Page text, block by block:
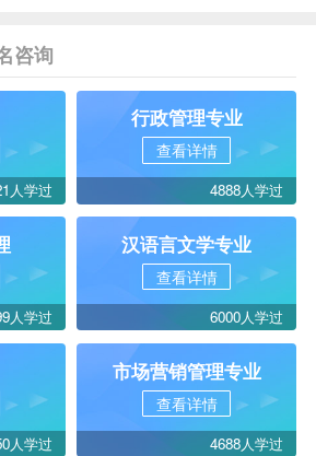
咨询
人学过
行政管理专业
查看详情
4888人学过
人学过
汉语言文学专业
查看详情
6000人学过
人学过
市场营销管理专业
查看详情
4688人学过